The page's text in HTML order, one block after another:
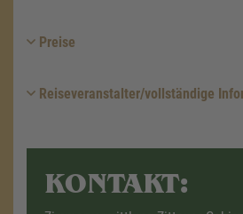
Preise
Reiseveranstalter/vollständige
KONTAKT: